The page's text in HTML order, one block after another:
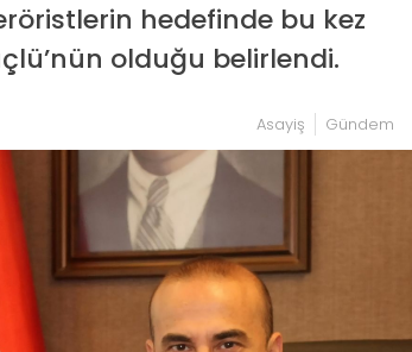
hedefinde bu kez
olduğu belirlendi.
Asayiş Gündem